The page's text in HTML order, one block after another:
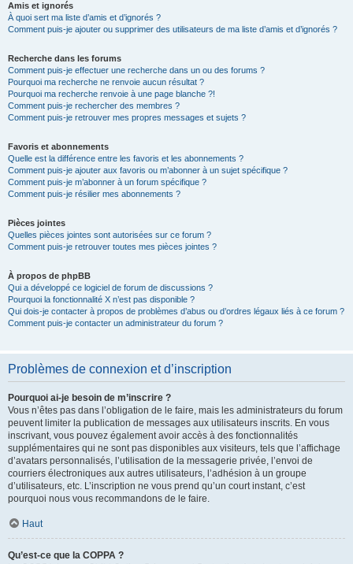
Amis et ignorés
À quoi sert ma liste d’amis et d’ignorés ?
Comment puis-je ajouter ou supprimer des utilisateurs de ma liste d’amis et d’ignorés ?
Recherche dans les forums
Comment puis-je effectuer une recherche dans un ou des forums ?
Pourquoi ma recherche ne renvoie aucun résultat ?
Pourquoi ma recherche renvoie à une page blanche ?!
Comment puis-je rechercher des membres ?
Comment puis-je retrouver mes propres messages et sujets ?
Favoris et abonnements
Quelle est la différence entre les favoris et les abonnements ?
Comment puis-je ajouter aux favoris ou m’abonner à un sujet spécifique ?
Comment puis-je m’abonner à un forum spécifique ?
Comment puis-je résilier mes abonnements ?
Pièces jointes
Quelles pièces jointes sont autorisées sur ce forum ?
Comment puis-je retrouver toutes mes pièces jointes ?
À propos de phpBB
Qui a développé ce logiciel de forum de discussions ?
Pourquoi la fonctionnalité X n’est pas disponible ?
Qui dois-je contacter à propos de problèmes d’abus ou d’ordres légaux liés à ce forum ?
Comment puis-je contacter un administrateur du forum ?
Problèmes de connexion et d’inscription
Pourquoi ai-je besoin de m’inscrire ?
Vous n’êtes pas dans l’obligation de le faire, mais les administrateurs du forum
peuvent limiter la publication de messages aux utilisateurs inscrits. En vous
inscrivant, vous pouvez également avoir accès à des fonctionnalités
supplémentaires qui ne sont pas disponibles aux visiteurs, tels que l’affichage
d’avatars personnalisés, l’utilisation de la messagerie privée, l’envoi de
courriers électroniques aux autres utilisateurs, l’adhésion à un groupe
d’utilisateurs, etc. L’inscription ne vous prend qu’un court instant, c’est
pourquoi nous vous recommandons de le faire.
Haut
Qu’est-ce que la COPPA ?